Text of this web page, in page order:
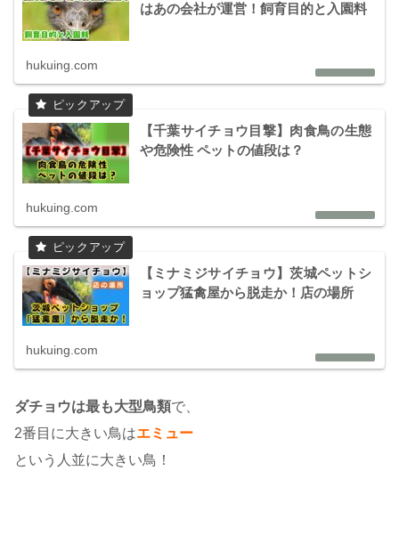
はあの会社が運営！飼育目的と入園料
hukuing.com
【千葉サイチョウ目撃】肉食鳥の生態
や危険性 ペットの値段は？
hukuing.com
【ミナミジサイチョウ】茨城ペットシ
ョップ猛禽屋から脱走か！店の場所
hukuing.com
ダチョウは最も大型鳥類で、
2番目に大きい鳥はエミュー
という人並に大きい鳥！